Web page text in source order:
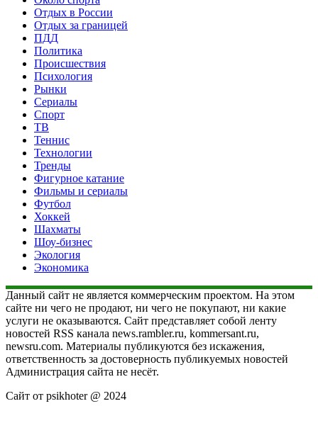
Отдых в России
Отдых за границей
ПДД
Политика
Происшествия
Психология
Рынки
Сериалы
Спорт
ТВ
Теннис
Технологии
Тренды
Фигурное катание
Фильмы и сериалы
Футбол
Хоккей
Шахматы
Шоу-бизнес
Экология
Экономика
Данный сайт не является коммерческим проектом. На этом
сайте ни чего не продают, ни чего не покупают, ни какие
услуги не оказываются. Сайт представляет собой ленту
новостей RSS канала news.rambler.ru, kommersant.ru,
newsru.com. Материалы публикуются без искажения,
ответственность за достоверность публикуемых новостей
Администрация сайта не несёт.
Сайт от psikhoter @ 2024